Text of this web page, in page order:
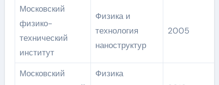
Московский
физико-
технический
институт
Физика и
технология
наноструктур
2005
Московский
Физика